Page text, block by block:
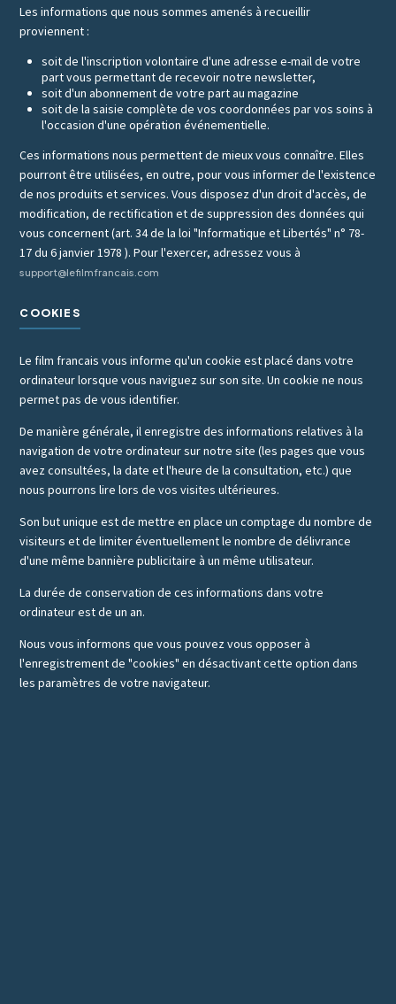
Les informations que nous sommes amenés à recueillir
proviennent :
soit de l'inscription volontaire d'une adresse e-mail de votre
part vous permettant de recevoir notre newsletter,
soit d'un abonnement de votre part au magazine
soit de la saisie complète de vos coordonnées par vos soins à
l'occasion d'une opération événementielle.
Ces informations nous permettent de mieux vous connaître. Elles
pourront être utilisées, en outre, pour vous informer de l'existence
de nos produits et services. Vous disposez d'un droit d'accès, de
modification, de rectification et de suppression des données qui
vous concernent (art. 34 de la loi "Informatique et Libertés" n° 78-
17 du 6 janvier 1978 ). Pour l'exercer, adressez vous à
support@lefilmfrancais.com
COOKIES
Le film francais vous informe qu'un cookie est placé dans votre
ordinateur lorsque vous naviguez sur son site. Un cookie ne nous
permet pas de vous identifier.
De manière générale, il enregistre des informations relatives à la
navigation de votre ordinateur sur notre site (les pages que vous
avez consultées, la date et l'heure de la consultation, etc.) que
nous pourrons lire lors de vos visites ultérieures.
Son but unique est de mettre en place un comptage du nombre de
visiteurs et de limiter éventuellement le nombre de délivrance
d'une même bannière publicitaire à un même utilisateur.
La durée de conservation de ces informations dans votre
ordinateur est de un an.
Nous vous informons que vous pouvez vous opposer à
l'enregistrement de "cookies" en désactivant cette option dans
les paramètres de votre navigateur.